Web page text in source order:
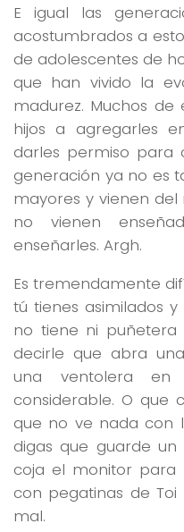
E igual las
acostumbrados a
de adolescentes de
que han vivido la
madurez. Muchos de
hijos a agregarles
darles permiso para
generación ya no es
mayores y vienen del
no vienen
enseñarles. Argh.
Es tremendamente
tú tienes asimilados
no tiene ni puñetera
decirle que abra
una ventolera en
considerable. O que
que no ve nada con
digas que guarde
coja el monitor para
con pegatinas de
mal.